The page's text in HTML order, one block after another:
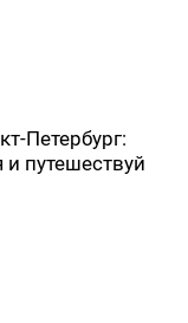
Петербург:
путешествуй